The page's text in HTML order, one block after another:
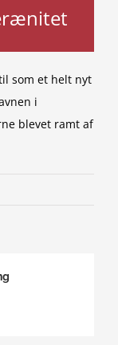
som et helt nyt
i
blevet ramt af